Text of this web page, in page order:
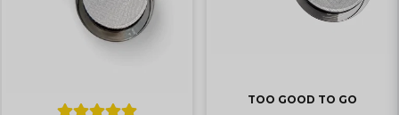
TOO GOOD TO GO